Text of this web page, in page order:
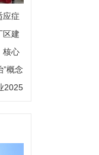
应症
区建
核心
”概念
2025